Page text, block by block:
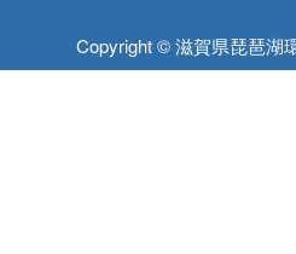
Copyright © 滋賀県琵琶湖